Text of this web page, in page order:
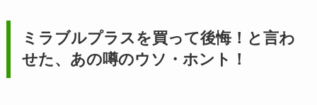
ミラブルプラスを買って後悔！と言わ
せた、あの噂のウソ・ホント！